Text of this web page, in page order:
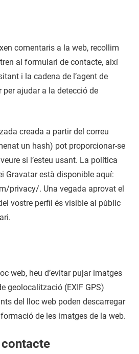
comentaris a la web, recollim
al formulari de contacte, així
i la cadena de l’agent de
per ajudar a la detecció de
creada a partir del correu
un hash) pot proporcionar-se
si l’esteu usant. La política
Gravatar està disponible aquí:
privacy/. Una vegada aprovat el
vostre perfil és visible al públic
web, heu d’evitar pujar imatges
geolocalització (EXIF GPS)
del lloc web poden descarregar
de les imatges de la web.